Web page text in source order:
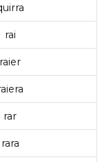
rai
raier
rar
rara